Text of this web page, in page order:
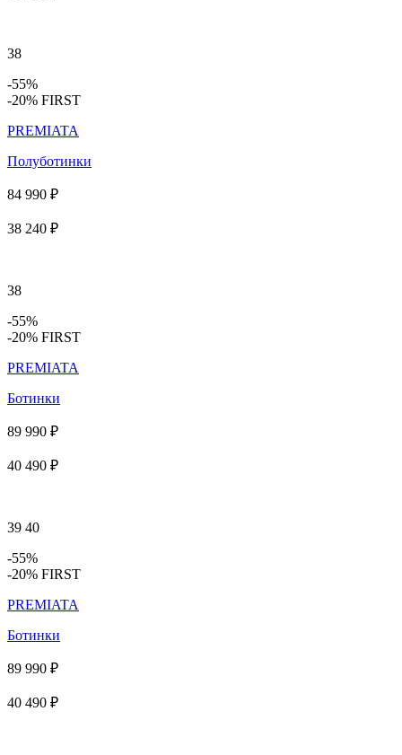
38
-55%
-20% FIRST
PREMIATA
Полуботинки
84 990 ₽
38 240 ₽
38
-55%
-20% FIRST
PREMIATA
Ботинки
89 990 ₽
40 490 ₽
39 40
-55%
-20% FIRST
PREMIATA
Ботинки
89 990 ₽
40 490 ₽